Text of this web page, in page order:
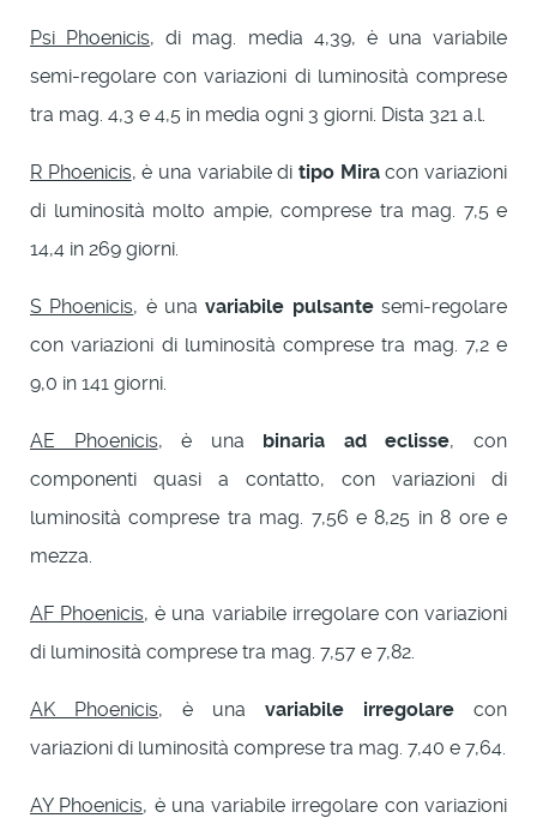
Psi Phoenicis, di mag. media 4,39, è una variabile
semi-regolare con variazioni di luminosità comprese
tra mag. 4,3 e 4,5 in media ogni 3 giorni. Dista 321 a.l.
R Phoenicis, è una variabile ditipo Miracon variazioni
di luminosità molto ampie, comprese tra mag. 7,5 e
14,4 in 269 giorni.
S Phoenicis, è unavariabile pulsantesemi-regolare
con variazioni di luminosità comprese tra mag. 7,2 e
9,0 in 141 giorni.
AE Phoenicis, è una binaria ad eclisse, con
componenti quasi a contatto, con variazioni di
luminosità comprese tra mag. 7,56 e 8,25 in 8 ore e
mezza.
AF Phoenicis, è una variabile irregolare con variazioni
di luminosità comprese tra mag. 7,57 e 7,82.
AK Phoenicis, è una variabile irregolare con
variazioni di luminosità comprese tra mag. 7,40 e 7,64.
AY Phoenicis, è una variabile irregolare con variazioni